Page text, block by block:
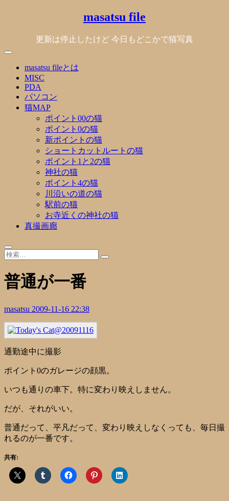
masatsu file
更新は停止したけど 今日もどこかで猫写真
masatsu fileとは
MISC
PDA
パソコン
猫MAP
ポイント00の猫
ポイント0の猫
新ポイントの猫
ショートカットルートの猫
ポイント1と2の猫
神社の猫
ポイント4の猫
川沿いの道の猫
駅前の猫
お寺近くの神社の猫
真撮画廊
普通が一番
masatsu 2009-11-16 22:38
通勤途中に撮影
ポイント0のガレージの顔黒。
いつも通りの車下。特に変わり映えしません。
だが、それがいい。
普通だって、平凡だって、変わり映えしなくっても、毎日撮
れるのが一番です。
共有: